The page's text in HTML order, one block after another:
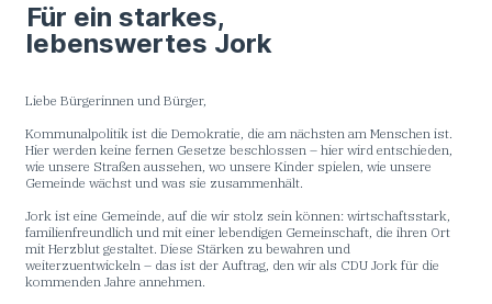
Für ein starkes,
lebenswertes Jork
Liebe Bürgerinnen und Bürger,
Kommunalpolitik ist die Demokratie, die am nächsten am Menschen ist.
Hier werden keine fernen Gesetze beschlossen – hier wird entschieden,
wie unsere Straßen aussehen, wo unsere Kinder spielen, wie unsere
Gemeinde wächst und was sie zusammenhält.
Jork ist eine Gemeinde, auf die wir stolz sein können: wirtschaftsstark,
familienfreundlich und mit einer lebendigen Gemeinschaft, die ihren Ort
mit Herzblut gestaltet. Diese Stärken zu bewahren und
weiterzuentwickeln – das ist der Auftrag, den wir als CDU Jork für die
kommenden Jahre annehmen.